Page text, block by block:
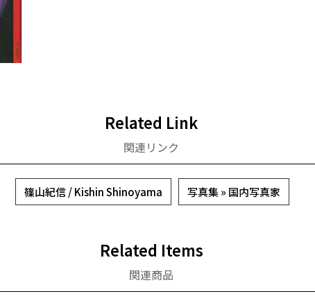
Related Link
関連リンク
篠山紀信 / Kishin Shinoyama 写真集 » 国内写真家
Related Items
関連商品